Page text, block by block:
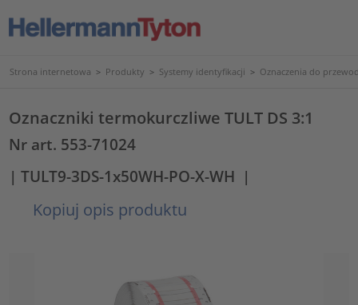
Strona internetowa > Produkty > Systemy identyfikacji > Oznaczenia do
Oznaczniki termokurczliwe TULT DS 3:1
Nr art. 553-71024
| TULT9-3DS-1x50WH-PO-X-WH |
Kopiuj opis produktu